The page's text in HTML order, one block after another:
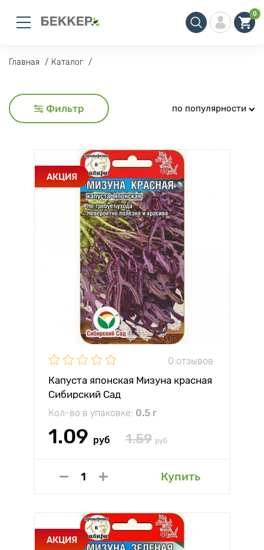
0
Главная Каталог
Фильтр по популярности
АКЦИЯ
0 отзывов
Капуста японская Мизуна красная
Сибирский Сад
Кол-во в упаковке: 0.5 г
1.09 руб 1.59 руб
Купить
АКЦИЯ